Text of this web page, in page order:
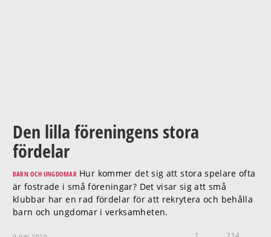
Den lilla föreningens stora
fördelar
BARN OCH UNGDOMARHur kommer det sig att stora spelare ofta
är fostrade i små föreningar? Det visar sig att små
klubbar har en rad fördelar för att rekrytera och behålla
barn och ungdomar i verksamheten.